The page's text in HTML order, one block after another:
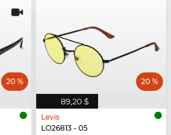
20 %
89,20 $
20 %
Levis
LO26813 - 05